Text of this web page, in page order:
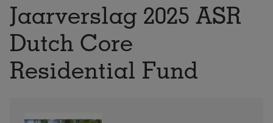
Jaarverslag 2025 ASR
Dutch Core
Residential Fund